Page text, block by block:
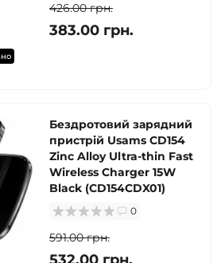
426.00 грн.
383.00 грн.
Бездротовий зарядний
пристрій Usams CD154
Zinc Alloy Ultra-thin Fast
Wireless Charger 15W
Black (CD154CDX01)
0
591.00 грн.